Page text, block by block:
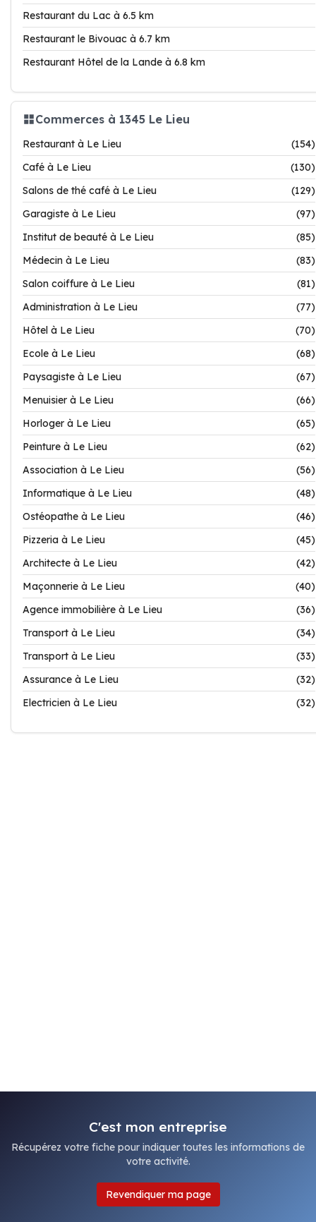
Restaurant du Lac à 6.5 km
Restaurant le Bivouac à 6.7 km
Restaurant Hôtel de la Lande à 6.8 km
Commerces à 1345 Le Lieu
Restaurant à Le Lieu
(154)
Café à Le Lieu
(130)
Salons de thé café à Le Lieu
(129)
Garagiste à Le Lieu
(97)
Institut de beauté à Le Lieu
(85)
Médecin à Le Lieu
(83)
Salon coiffure à Le Lieu
(81)
Administration à Le Lieu
(77)
Hôtel à Le Lieu
(70)
Ecole à Le Lieu
(68)
Paysagiste à Le Lieu
(67)
Menuisier à Le Lieu
(66)
Horloger à Le Lieu
(65)
Peinture à Le Lieu
(62)
Association à Le Lieu
(56)
Informatique à Le Lieu
(48)
Ostéopathe à Le Lieu
(46)
Pizzeria à Le Lieu
(45)
Architecte à Le Lieu
(42)
Maçonnerie à Le Lieu
(40)
Agence immobilière à Le Lieu
(36)
Transport à Le Lieu
(34)
Transport à Le Lieu
(33)
Assurance à Le Lieu
(32)
Electricien à Le Lieu
(32)
C'est mon entreprise
Récupérez votre fiche pour indiquer toutes les informations de
votre activité.
Revendiquer ma page